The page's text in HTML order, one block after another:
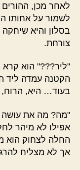
לאחר מכן, ההורים
לשמור על אחותו
בסלון והיא
צורחת.
"ליר???" הוא
הקטנה עמדה ליד
בעוד… היא, הרוח,
"מה? מה את עושה
אפילו לא מיהר
החלה לצחוק הוא
אך לא מצליח